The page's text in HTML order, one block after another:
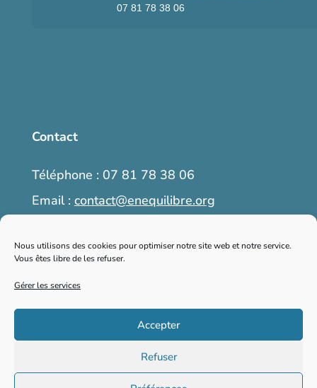
Nous utilisons des cookies pour optimiser notre site web et notre service.
Vous êtes libre de les refuser.
Gérer les services
Accepter
Refuser
07 81 78 38 06
Contact
Téléphone : 07 81 78 38 06
Email : contact@enequilibre.org
Prendre rendez-vous
2026 © enequilibre.org – Tous droits
réservés